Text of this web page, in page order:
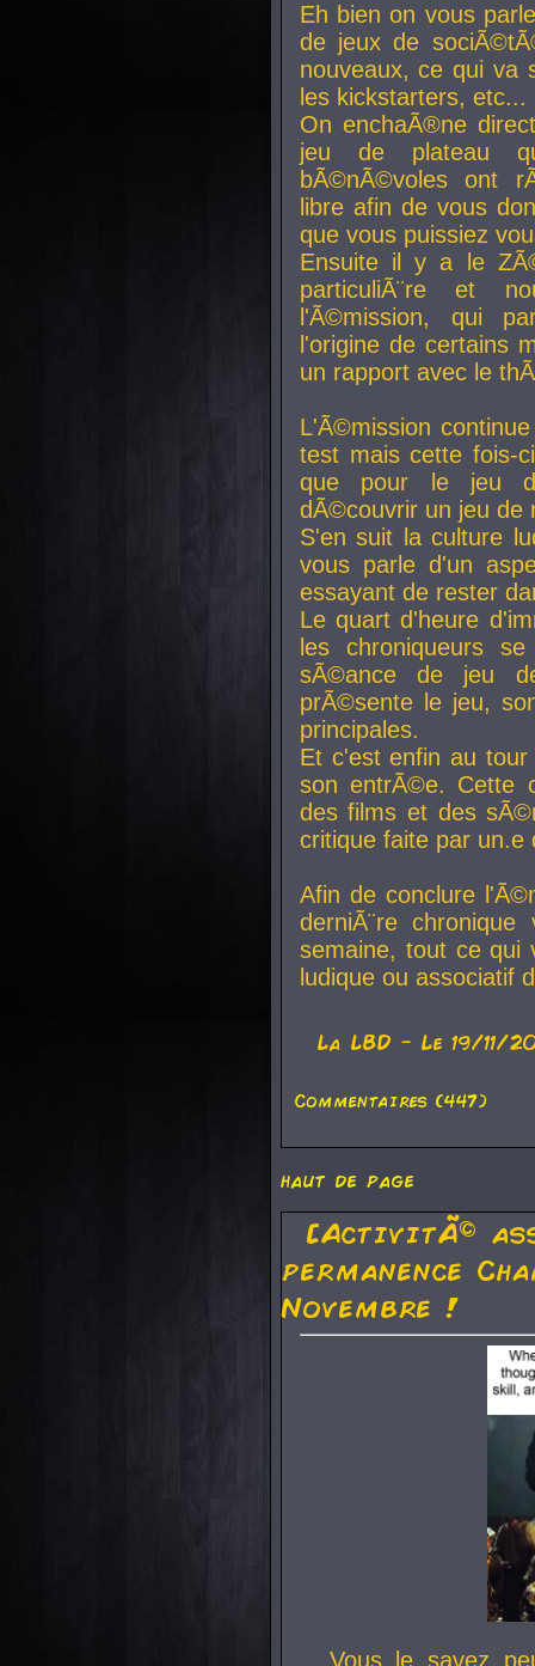
Eh bien on vous
de jeux de
nouveaux, ce qui va
les kickstarters, etc...
On enchaÃ®ne
jeu de plateau
bÃ©nÃ©voles ont
libre afin de vous
que vous puissiez
Ensuite il y a le
particuliÃ¨re et
l'Ã©mission, qui
l'origine de certains
un rapport avec le
L'Ã©mission
test mais cette fois-
que pour le jeu
dÃ©couvrir un jeu de
S'en suit la culture
vous parle d'un
essayant de rester
Le quart d'heure
les chroniqueurs
sÃ©ance de jeu
prÃ©sente le jeu,
principales.
Et c'est enfin au
son entrÃ©e. Cette
des films et des
critique faite par
Afin de conclure
derniÃ¨re
semaine, tout ce qui
ludique ou associatif
La LBD - Le 19/11/
Commentaires (447)
haut de page
[ActivitÃ©
permanence
Novembre !
Vous le savez